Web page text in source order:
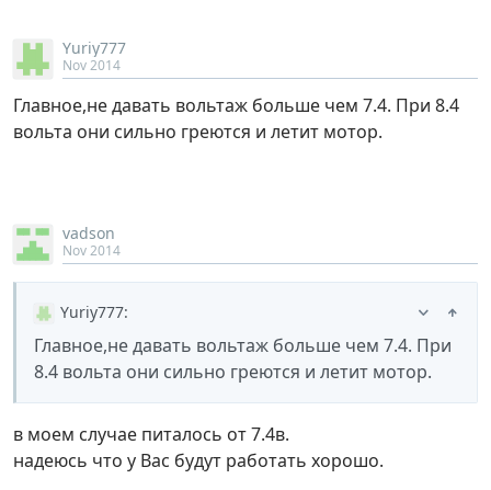
Yuriy777
Nov 2014
Главное,не давать вольтаж больше чем 7.4. При 8.4
вольта они сильно греются и летит мотор.
vadson
Nov 2014
Yuriy777:
Главное,не давать вольтаж больше чем 7.4. При
8.4 вольта они сильно греются и летит мотор.
в моем случае питалось от 7.4в.
надеюсь что у Вас будут работать хорошо.